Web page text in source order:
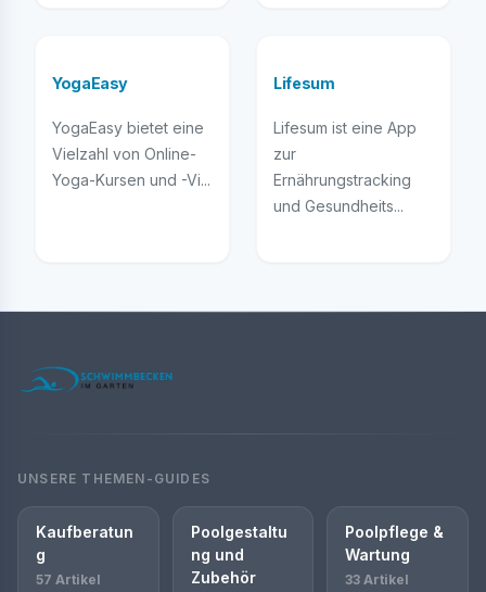
YogaEasy
YogaEasy bietet eine
Vielzahl von Online-
Yoga-Kursen und -Vi...
Lifesum
Lifesum ist eine App
zur
Ernährungstracking
und Gesundheits...
UNSERE THEMEN-GUIDES
Kaufberatun
g
57 Artikel
Poolgestaltu
ng und
Zubehör
Poolpflege &
Wartung
33 Artikel